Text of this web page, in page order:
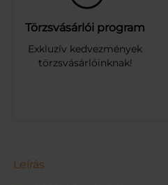
m
e
n
n
y
Törzsvásárlói program
Exkluzív kedvezmények
törzsvásárlóinknak!
Leírás